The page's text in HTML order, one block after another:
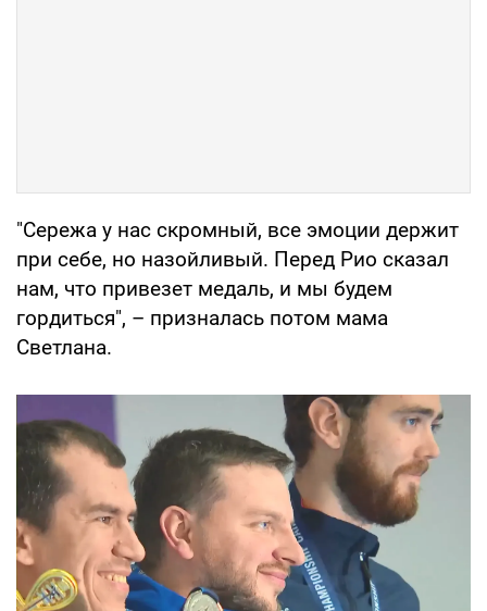
"Сережа у нас скромный, все эмоции держит
при себе, но назойливый. Перед Рио сказал
нам, что привезет медаль, и мы будем
гордиться", – призналась потом мама
Светлана.